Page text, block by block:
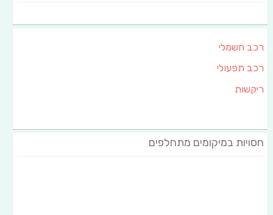
רכב חשמלי
רכב תפעולי
ריקשות
חסויות במיקומים מתחלפים